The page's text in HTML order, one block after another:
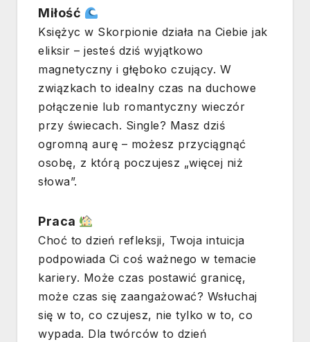
Miłość
Księżyc w Skorpionie działa na Ciebie jak
eliksir – jesteś dziś wyjątkowo
magnetyczny i głęboko czujący. W
związkach to idealny czas na duchowe
połączenie lub romantyczny wieczór
przy świecach. Single? Masz dziś
ogromną aurę – możesz przyciągnąć
osobę, z którą poczujesz „więcej niż
słowa”.
Praca
Choć to dzień refleksji, Twoja intuicja
podpowiada Ci coś ważnego w temacie
kariery. Może czas postawić granicę,
może czas się zaangażować? Wsłuchaj
się w to, co czujesz, nie tylko w to, co
wypada. Dla twórców to dzień